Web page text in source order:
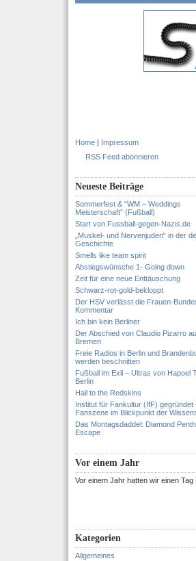
Home | Impressum
RSS Feed abonnieren
Neueste Beiträge
Sommerfest & “WM – Weddings
Meisterschaft” (Fußball)
Start von Fussball-gegen-Nazis.de
„Muskel- und Nervenjuden“ in der
Geschichte
Smells like team spirit
Abstiegswünsche 1- Going down
Zeit für eine neue Enttäuschung
Schwarz-rot-gold-bekloppt
Der HSV verlässt die Frauen-
Kommentar
Ich bin kein Berliner
Der Abschied von Claudio Pizarro
Bremen
Freie Radios in Berlin und
werden beschnitten
Fußball im Exil – Ultras von Hapoel
Berlin
Hail to the Redskins
Institut für Fankultur (IfF) gegründet
Fanszene im Blickpunkt der
Das Montagsdaddel: Diamond
Escape
Vor einem Jahr
Vor einem Jahr hatten wir einen Tag
Kategorien
Allgemeines